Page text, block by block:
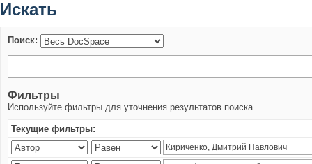
Искать
Поиск:
Фильтры
Используйте фильтры для уточнения результатов поиска.
Текущие фильтры: